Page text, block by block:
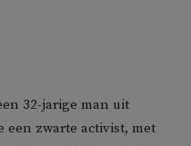
32-jarige man uit
een zwarte activist, met